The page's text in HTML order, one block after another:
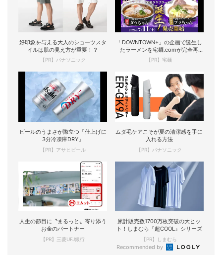
好印象を与える大人のショーツスタ
イルは肌の見え方が重要！？
【PR】パナソニック
「DOWNTOWN+」の企画で誕生し
たラーメンを宅麺.comが完全再
現！
【PR】宅麺
ビールのうまさが際立つ「仕上げに
3分冷凍庫DRY」
【PR】アサヒビール
ムダ毛ケアこそが夏の清潔感を手に
入れる方法
【PR】パナソニック
人生の節目に〝まるっと〟寄り添う
お金のパートナー
【PR】三菱UFJ銀行
累計販売数1700万枚突破の大ヒッ
ト！しまむら『超COOL』シリーズ
【PR】しまむら
Recommended by